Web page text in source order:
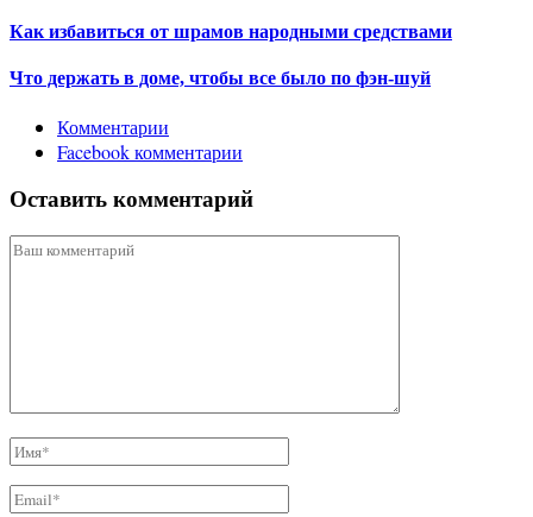
Как избавиться от шрамов народными средствами
Что держать в доме, чтобы все было по фэн-шуй
Комментарии
Facebook комментарии
Оставить комментарий